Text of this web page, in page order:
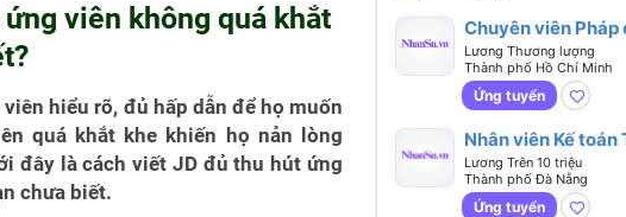
viên không quá khắt
hiểu rõ, đủ hấp dẫn để họ muốn
quá khắt khe khiến họ nản lòng
đây là cách viết JD đủ thu hút ứng
chưa biết.
Chuyên viên Pháp
(Regulatory Affairs
Executive)
Lương Thương lượng
Thành phố Hồ Chí Minh
Ứng tuyển
Nhân viên Kế toán
Lương Trên 10 triệu
Thành phố Đà Nẵng
Ứng tuyển